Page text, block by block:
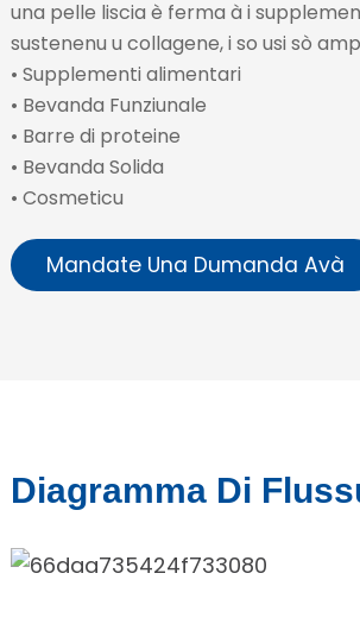
una pelle liscia è ferma à i
sustenenu u collagene, i so usi sò
• Supplementi alimentari
• Bevanda Funziunale
• Barre di proteine
• Bevanda Solida
• Cosmeticu
Mandate Una Dumanda Avà
Diagramma Di